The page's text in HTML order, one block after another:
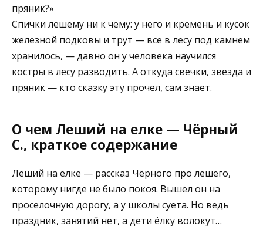
пряник?»
Спички лешему ни к чему: у него и кремень и кусок
железной подковы и трут — все в лесу под камнем
хранилось, — давно он у человека научился
костры в лесу разводить. А откуда свечки, звезда и
пряник — кто сказку эту прочел, сам знает.
О чем Леший на елке — Чёрный
С., краткое содержание
Леший на елке — рассказ Чёрного про лешего,
которому нигде не было покоя. Вышел он на
проселочную дорогу, а у школы суета. Но ведь
праздник, занятий нет, а дети ёлку волокут…